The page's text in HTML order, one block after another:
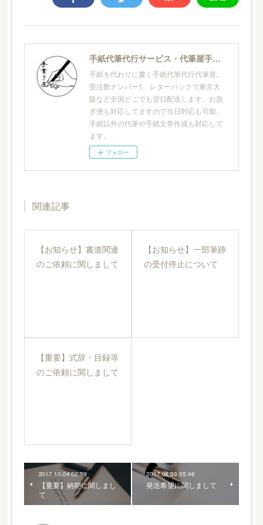
手紙代筆代行サービス・代筆屋手書き屋®
手紙を代わりに書く手紙代筆代行代筆屋。
受注数ナンバー1、レターパックで東京大
阪など全国どこでも翌日配送します。お急
ぎ便も対応してますので当日対応も可能。
手紙以外の代筆や手紙文章作成も対応して
ます。
フォロー
関連記事
【お知らせ】書道関連
のご依頼に関しまして
【お知らせ】一部筆跡
の受付停止について
【重要】式辞・目録等
のご依頼に関しまして
2017.10.04 02:59
【重要】納期に関しまし
て
2017.08.23 05:46
発送希望に関しまして